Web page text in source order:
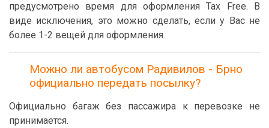
предусмотрено время для оформления Tax Free. В
виде исключения, это можно сделать, если у Вас не
более 1-2 вещей для оформления.
Можно ли автобусом Радивилов - Брно
официально передать посылку?
Официально багаж без пассажира к перевозке не
принимается.